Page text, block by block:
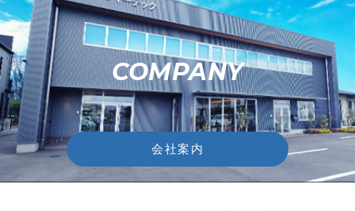
COMPANY
会社案内